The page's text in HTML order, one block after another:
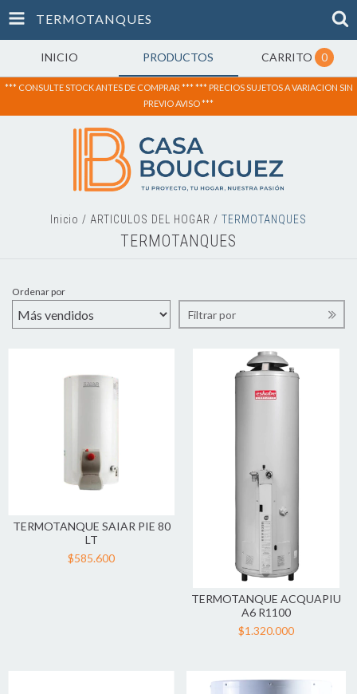
TERMOTANQUES
INICIO PRODUCTOS CARRITO 0
*** CONSULTE STOCK ANTES DE COMPRAR *** *** PRECIOS SUJETOS A VARIACION SIN
PREVIO AVISO ***
Inicio / ARTICULOS DEL HOGAR / TERMOTANQUES
TERMOTANQUES
Ordenar por
Filtrar por
TERMOTANQUE SAIAR PIE 80
LT
$585.600
TERMOTANQUE ACQUAPIU
A6 R1100
$1.320.000